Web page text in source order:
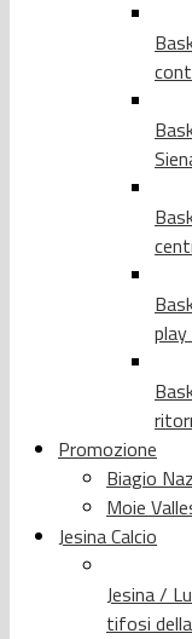
Promozione
Biagio
Moie
Jesina Calcio
Jesina /
tifosi